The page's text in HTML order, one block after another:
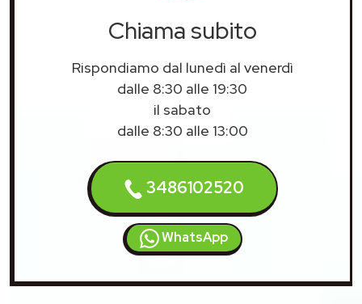
Chiama subito
Rispondiamo dal lunedì al venerdì
dalle 8:30 alle 19:30
il sabato
dalle 8:30 alle 13:00
3486102520
WhatsApp